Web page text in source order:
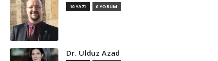
10 YAZI 0 YORUM
Dr. Ulduz Azad